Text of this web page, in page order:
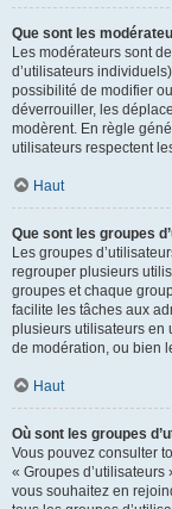
Que sont les
Les modérateurs sont
d’utilisateurs
possibilité de modifier
déverrouiller, les
modèrent. En règle
utilisateurs respectent
Haut
Que sont les groupes
Les groupes
regrouper plusieurs
groupes et chaque
facilite les tâches aux
plusieurs utilisateurs en
de modération, ou bien
Haut
Où sont les groupes
Vous pouvez consulter
« Groupes
vous souhaitez en